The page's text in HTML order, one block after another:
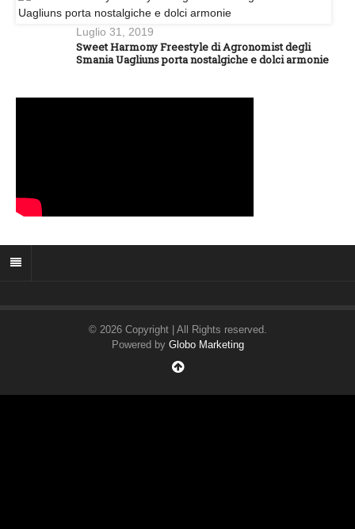
Luglio 31, 2019
Sweet Harmony Freestyle di Agronomist degli
Smania Uagliuns porta nostalgiche e dolci armonie
© 2026 Copyright | All Rights reserved.
Powered by Globo Marketing